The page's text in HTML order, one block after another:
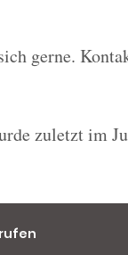
gerne.
zuletzt im